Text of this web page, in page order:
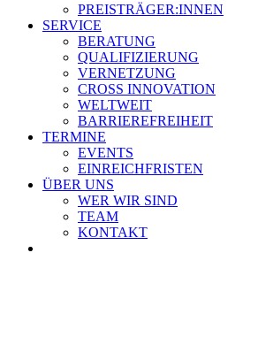
PREISTRÄGER:INNEN
SERVICE
BERATUNG
QUALIFIZIERUNG
VERNETZUNG
CROSS INNOVATION
WELTWEIT
BARRIEREFREIHEIT
TERMINE
EVENTS
EINREICHFRISTEN
ÜBER UNS
WER WIR SIND
TEAM
KONTAKT